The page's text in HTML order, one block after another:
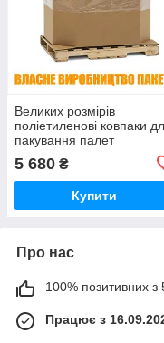
Великих розмірів
поліетиленові ковпаки
пакування палет
80х120см 150мкм висота
вантажу 160см
PE) 10шт
5 680 ₴
Купити
Про нас
100% позитивних з
Працює з